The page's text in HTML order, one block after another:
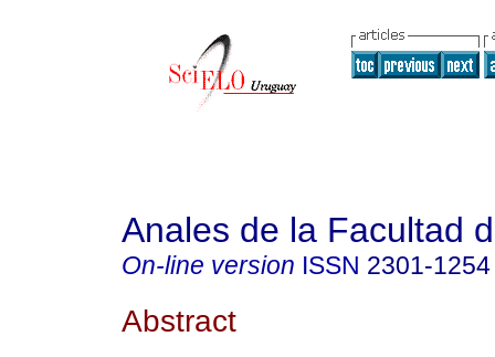
Anales de la Facultad
On-line version ISSN 2301-1254
Abstract